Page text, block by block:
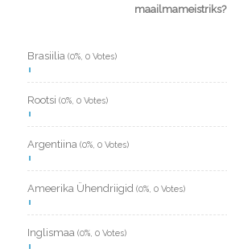
maailmameistriks?
Brasiilia (0%, 0 Votes)
Rootsi (0%, 0 Votes)
Argentiina (0%, 0 Votes)
Ameerika Ühendriigid (0%, 0 Votes)
Inglismaa (0%, 0 Votes)